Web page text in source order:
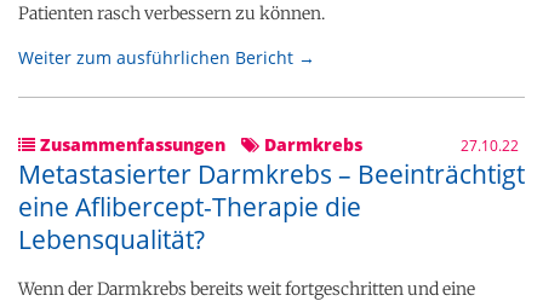
Patienten rasch verbessern zu können.
Weiter zum ausführlichen Bericht →
Zusammenfassungen Darmkrebs 27.10.22
Metastasierter Darmkrebs – Beeinträchtigt
eine Aflibercept-Therapie die
Lebensqualität?
Wenn der Darmkrebs bereits weit fortgeschritten und eine